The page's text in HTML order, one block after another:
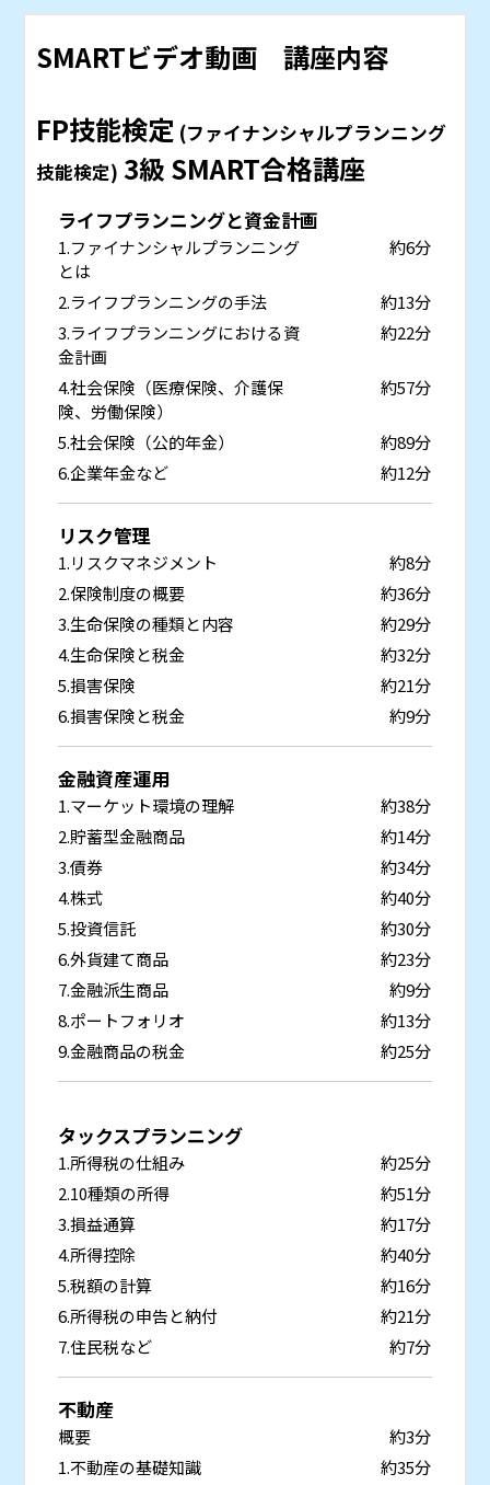
SMARTビデオ動画 講座内容
FP技能検定 (ファイナンシャルプランニング
技能検定) 3級 SMART合格講座
ライフプランニングと資金計画
1.ファイナンシャルプランニング
とは
約6分
2.ライフプランニングの手法
約13分
3.ライフプランニングにおける資
金計画
約22分
4.社会保険（医療保険、介護保
険、労働保険）
約57分
5.社会保険（公的年金）
約89分
6.企業年金など
約12分
リスク管理
1.リスクマネジメント
約8分
2.保険制度の概要
約36分
3.生命保険の種類と内容
約29分
4.生命保険と税金
約32分
5.損害保険
約21分
6.損害保険と税金
約9分
金融資産運用
1.マーケット環境の理解
約38分
2.貯蓄型金融商品
約14分
3.債券
約34分
4.株式
約40分
5.投資信託
約30分
6.外貨建て商品
約23分
7.金融派生商品
約9分
8.ポートフォリオ
約13分
9.金融商品の税金
約25分
タックスプランニング
1.所得税の仕組み
約25分
2.10種類の所得
約51分
3.損益通算
約17分
4.所得控除
約40分
5.税額の計算
約16分
6.所得税の申告と納付
約21分
7.住民税など
約7分
不動産
概要
約3分
1.不動産の基礎知識
約35分